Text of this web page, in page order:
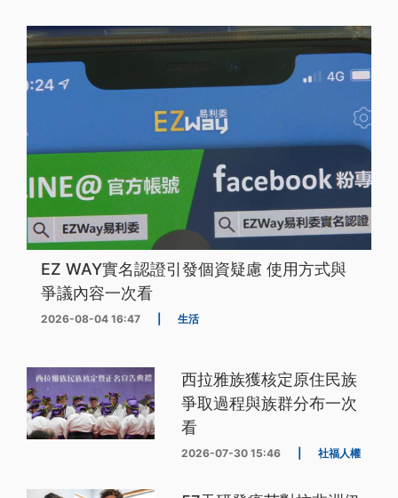
EZ WAY實名認證引發個資疑慮 使用方式與
爭議內容一次看
2026-08-04 16:47 生活
西拉雅族獲核定原住民族
爭取過程與族群分布一次
看
2026-07-30 15:46 社福人權